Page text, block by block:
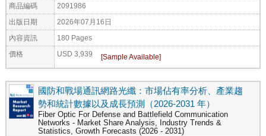
商品編碼 2091986
出版日期 2026年07月16日
內容資訊 180 Pages
價格 USD 3,939
國防和戰場通訊網路光纖：市場佔有率分析、產業趨
勢和統計數據以及成長預測（2026-2031 年）
Fiber Optic For Defense and Battlefield Communication
Networks - Market Share Analysis, Industry Trends &
Statistics, Growth Forecasts (2026 - 2031)